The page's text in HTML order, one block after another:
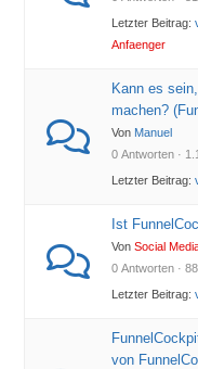
Letzter Beitrag:
Anfaenger
Kann es
machen?
Von Manuel
0 Antworten ·
Letzter Beitrag:
Ist
VonSocial
0 Antworten ·
Letzter Beitrag:
von